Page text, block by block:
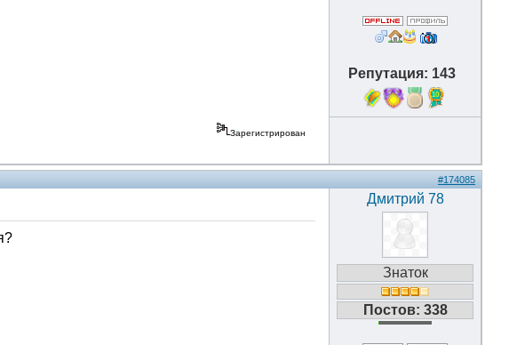
Репутация: 143
10
Зарегистрирован
#174085
Дмитрий 78
Знаток
Постов: 338